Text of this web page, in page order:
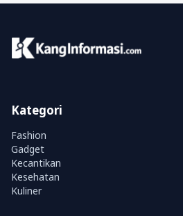
Kategori
Fashion
Gadget
Kecantikan
Kesehatan
Kuliner